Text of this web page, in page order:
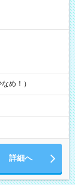
め！）
詳細へ